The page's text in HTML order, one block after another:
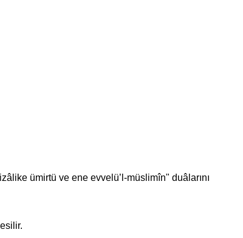
ümirtü ve ene evvelü’l-müslimîn" duâlarını